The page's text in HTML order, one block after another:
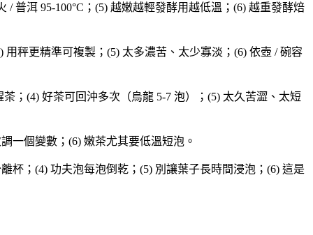
/ 普洱 95-100°C；(5) 越嫩越輕發酵用越低溫；(6) 越重發酵焙
秤更精準可複製；(5) 太多濃苦、太少寡淡；(6) 依壺 / 碗容
；(4) 好茶可回沖多次（烏龍 5-7 泡）；(5) 太久苦澀、太短
一個變數；(6) 嫩茶尤其要低溫短泡。
杯；(4) 功夫泡每泡倒乾；(5) 別讓葉子長時間浸泡；(6) 這是